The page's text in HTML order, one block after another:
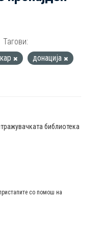
Тагови:
донација
библиотека
со помош на